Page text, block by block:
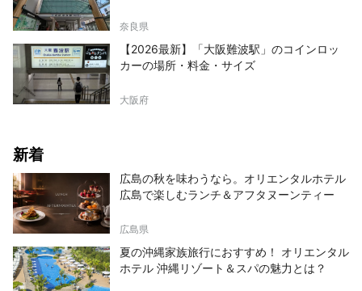
奈良県
【2026最新】「大阪難波駅」のコインロッ
カーの場所・料金・サイズ
大阪府
新着
広島の秋を味わうなら。オリエンタルホテル
広島で楽しむランチ＆アフタヌーンティー
広島県
夏の沖縄家族旅行におすすめ！ オリエンタル
ホテル 沖縄リゾート＆スパの魅力とは？